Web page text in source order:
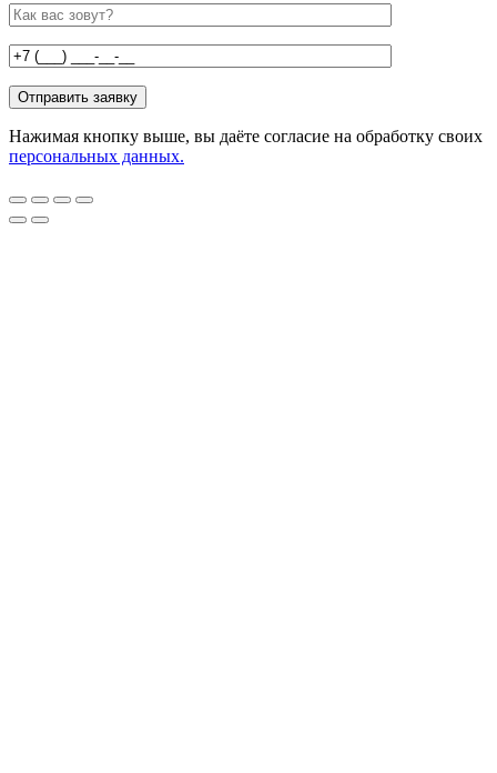
Нажимая кнопку выше, вы даёте согласие на обработку своих
персональных данных.